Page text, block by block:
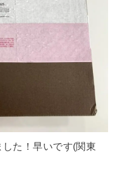
た！早いです(関東